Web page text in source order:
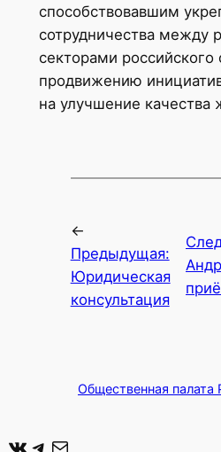
способствовавшим
сотрудничества между
секторами российского
продвижению
на улучшение качества
←
Предыдущая:
Юридическая
консультация
Общественная палата
ВКонтакте Telegram Почта